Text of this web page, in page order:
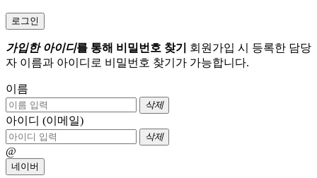
로그인
가입한 아이디를 통해 비밀번호 찾기
회원가입 시 등록한 담당
자 이름과 아이디로 비밀번호 찾기가 가능합니다.
이름
삭제
아이디 (이메일)
삭제
@
네이버